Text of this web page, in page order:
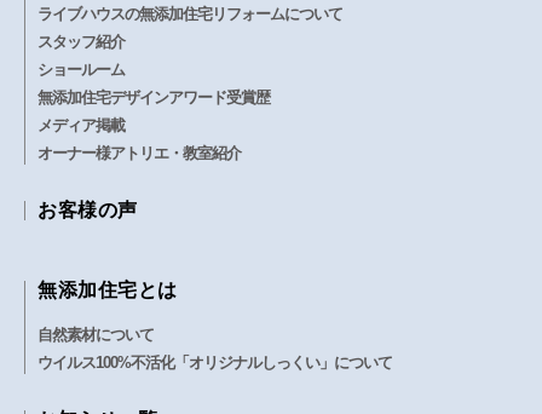
ライブハウスの無添加住宅リフォームについて
スタッフ紹介
ショールーム
無添加住宅デザインアワード受賞歴
メディア掲載
オーナー様アトリエ・教室紹介
お客様の声
無添加住宅とは
自然素材について
ウイルス100%不活化「オリジナルしっくい」について